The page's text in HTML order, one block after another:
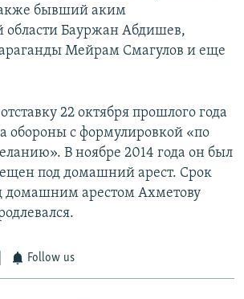
бывший аким
области Бауржан Абдишев,
Мейрам Смагулов и еще
22 октября прошлого года
обороны с формулировкой «по
В ноябре 2014 года он был
под домашний арест. Срок
домашним арестом Ахметову
Follow us